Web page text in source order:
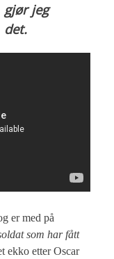
gjør jeg
det.
er med på
som har fått
ekko etter Oscar